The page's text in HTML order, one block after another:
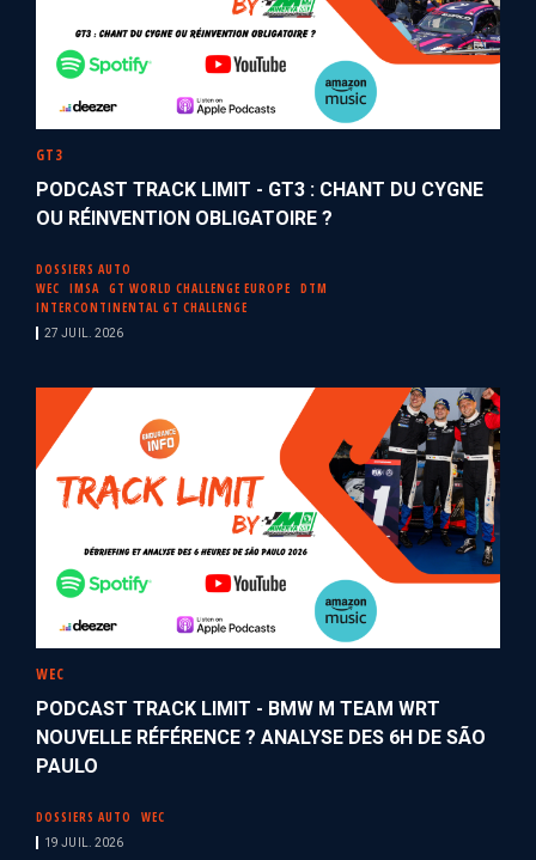
GT3
PODCAST TRACK LIMIT - GT3 : CHANT DU CYGNE
OU RÉINVENTION OBLIGATOIRE ?
DOSSIERS AUTO
WEC
IMSA GT WORLD CHALLENGE EUROPE
DTM
INTERCONTINENTAL GT CHALLENGE
27 JUIL. 2026
WEC
PODCAST TRACK LIMIT - BMW M TEAM WRT
NOUVELLE RÉFÉRENCE ? ANALYSE DES 6H DE SÃO
PAULO
DOSSIERS AUTO WEC
19 JUIL. 2026